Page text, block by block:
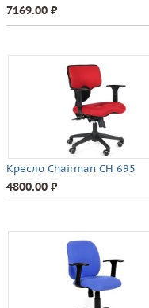
7169.00 ⃏
Кресло Chairman CH 695
4800.00 ⃏